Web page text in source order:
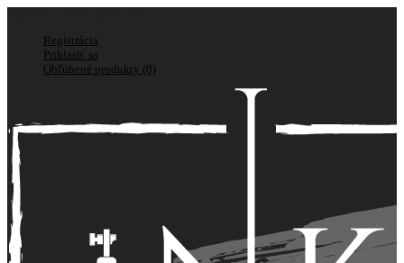
Registrácia
Prihlásiť sa
Obľúbené produkty (0)